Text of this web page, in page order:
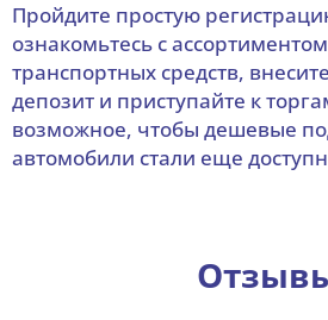
Пройдите простую
ознакомьтесь с
транспортных средств,
депозит и приступайте к
возможное, чтобы дешевые
автомобили стали еще